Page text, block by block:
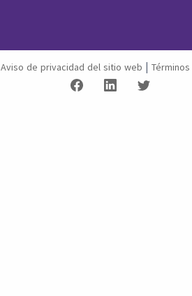
Aviso de privacidad del sitio web |